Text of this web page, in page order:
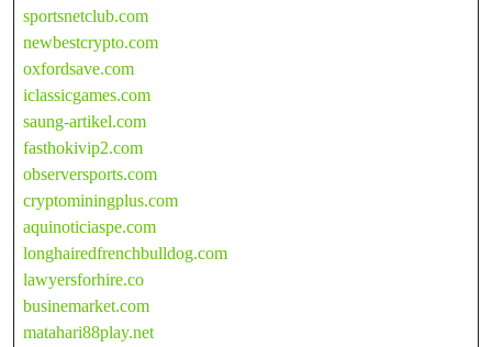
sportsnetclub.com
newbestcrypto.com
oxfordsave.com
iclassicgames.com
saung-artikel.com
fasthokivip2.com
observersports.com
cryptominingplus.com
aquinoticiaspe.com
longhairedfrenchbulldog.com
lawyersforhire.co
businemarket.com
matahari88play.net